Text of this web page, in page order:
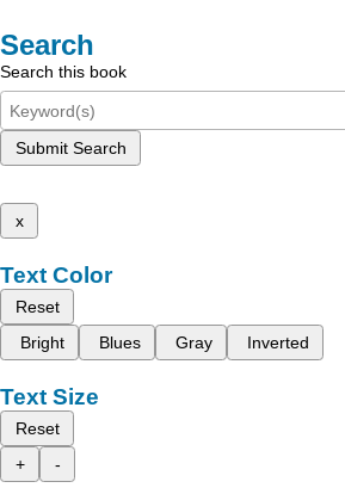
Search
Search this book
Submit Search
x
Text Color
Reset
Bright
Blues Gray Inverted
Text Size
Reset
+
-